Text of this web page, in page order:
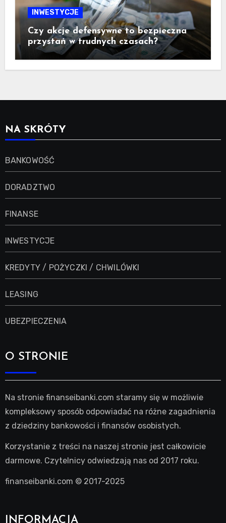
INWESTYCJE
Czy akcje defensywne to bezpieczna
przystań w trudnych czasach?
NA SKRÓTY
BANKOWOŚĆ
DORADZTWO
FINANSE
INWESTYCJE
KREDYTY / POŻYCZKI / CHWILÓWKI
LEASING
UBEZPIECZENIA
O STRONIE
Na stronie finanseibanki.com staramy się w możliwie
kompleksowy sposób odpowiadać na różne zagadnienia
z dziedziny bankowości i finansów osobistych.
Korzystanie z treści na naszej stronie jest całkowicie
darmowe. Czytelnicy odwiedzają nas od 2017 roku.
finanseibanki.com © 2017-2025
INFORMACJA